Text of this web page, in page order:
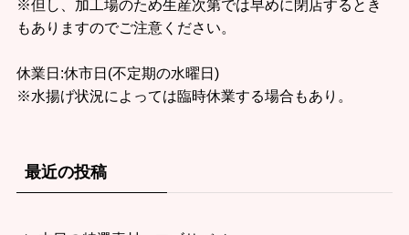
※但し、加工場のため生産次第では早めに閉店するとき
もありますのでご注意ください。
休業日:休市日(不定期の水曜日)
※水揚げ状況によっては臨時休業する場合もあり。
最近の投稿